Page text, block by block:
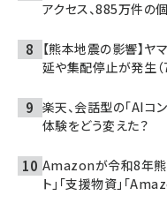
アクセス、885万件の
【熊本地震の影響】ヤ
延や集配停止が発生（
楽天、会話型の「AIコ
体験をどう変えた？
Amazonが令和8年熊
ト」「支援物資」「